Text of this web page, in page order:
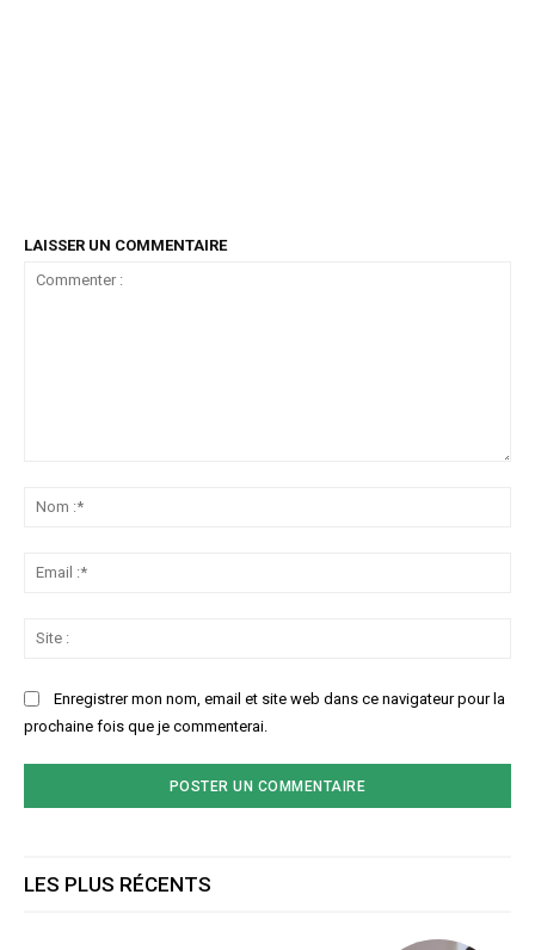
LAISSER UN COMMENTAIRE
Enregistrer mon nom, email et site web dans ce navigateur pour la
prochaine fois que je commenterai.
LES PLUS RÉCENTS